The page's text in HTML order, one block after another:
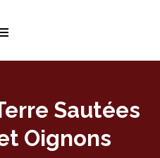
Sautées
Oignons